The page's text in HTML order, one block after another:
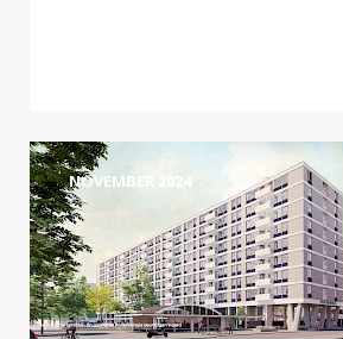
NOVEMBER 2024